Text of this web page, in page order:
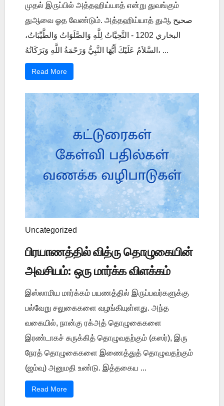
முதல் இருப்பில் அத்தஹிய்யாத் என்று துவங்கும்
துஆவை ஓத வேண்டும். அத்தஹிய்யாத் துஆ صحيح
البخاري 1202 - التَّحِيَّاتُ لِلَّهِ وَالصَّلَوَاتُ وَالطَّيِّبَاتُ،
السَّلاَمُ عَلَيْكَ أَيُّهَا النَّبِيُّ وَرَحْمَةُ اللَّهِ وَبَرَكَاتُهُ، ...
Read More
Uncategorized
பிரயாணத்தில் வித்ரு தொழுகையின்
அவசியம்: ஒரு மார்க்க விளக்கம்
இஸ்லாமிய மார்க்கம் பயணத்தில் இருப்பவர்களுக்கு
பல்வேறு சலுகைகளை வழங்கியுள்ளது. அந்த
வகையில், நான்கு ரக்அத் தொழுகைகளை
இரண்டாகச் சுருக்கித் தொழுவதற்கும் (கஸர்), இரு
நேரத் தொழுகைகளை இணைத்துத் தொழுவதற்கும்
(ஜம்வு) அனுமதி உண்டு. இத்தகைய ...
Read More